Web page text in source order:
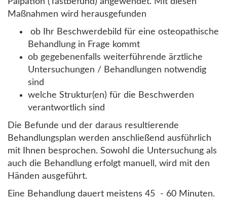
Maßnahmen wird herausgefunden
ob Ihr Beschwerdebild für eine osteopathische
Behandlung in Frage kommt
ob gegebenenfalls weiterführende ärztliche
Untersuchungen / Behandlungen notwendig
sind
welche Struktur(en) für die Beschwerden
verantwortlich sind
Die Befunde und der daraus resultierende
Behandlungsplan werden anschließend ausführlich
mit Ihnen besprochen. Sowohl die Untersuchung als
auch die Behandlung erfolgt manuell, wird mit den
Händen ausgeführt.
Eine Behandlung dauert meistens 45 - 60 Minuten.